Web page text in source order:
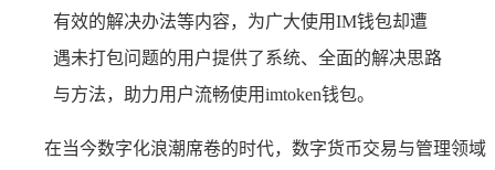
有效的解决办法等内容，为广大使用IM钱包却遭
遇未打包问题的用户提供了系统、全面的解决思路
与方法，助力用户流畅使用imtoken钱包。
在当今数字化浪潮席卷的时代，数字货币交易与管理领域